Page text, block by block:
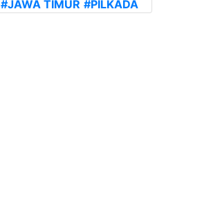
#JAWA TIMUR #PILKADA